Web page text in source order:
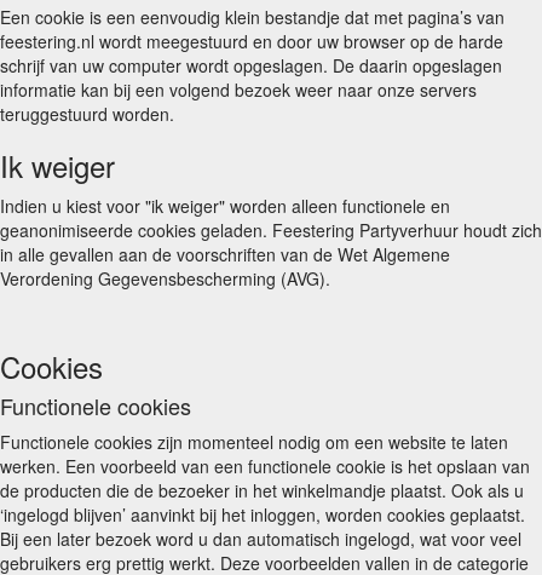
Een cookie is een eenvoudig klein bestandje dat met pagina’s van
feestering.nl wordt meegestuurd en door uw browser op de harde
schrijf van uw computer wordt opgeslagen. De daarin opgeslagen
informatie kan bij een volgend bezoek weer naar onze servers
teruggestuurd worden.
Ik weiger
Indien u kiest voor "ik weiger" worden alleen functionele en
geanonimiseerde cookies geladen. Feestering Partyverhuur houdt zich
in alle gevallen aan de voorschriften van de Wet Algemene
Verordening Gegevensbescherming (AVG).
Cookies
Functionele cookies
Functionele cookies zijn momenteel nodig om een website te laten
werken. Een voorbeeld van een functionele cookie is het opslaan van
de producten die de bezoeker in het winkelmandje plaatst. Ook als u
‘ingelogd blijven’ aanvinkt bij het inloggen, worden cookies geplaatst.
Bij een later bezoek word u dan automatisch ingelogd, wat voor veel
gebruikers erg prettig werkt. Deze voorbeelden vallen in de categorie